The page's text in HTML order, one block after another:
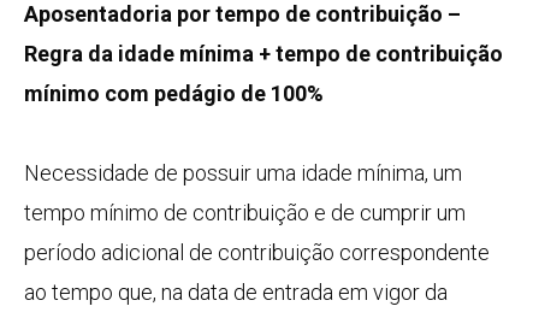
Aposentadoria por tempo de contribuição –
Regra da idade mínima + tempo de contribuição
mínimo com pedágio de 100%
Necessidade de possuir uma idade mínima, um
tempo mínimo de contribuição e de cumprir um
período adicional de contribuição correspondente
ao tempo que, na data de entrada em vigor da